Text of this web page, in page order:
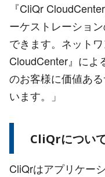
『CliQr
ーケストレーショ
できます。ネット
CloudCenter』によ
のお客様に価値あ
います。」
CliQrについ
CliQrはアプリケー